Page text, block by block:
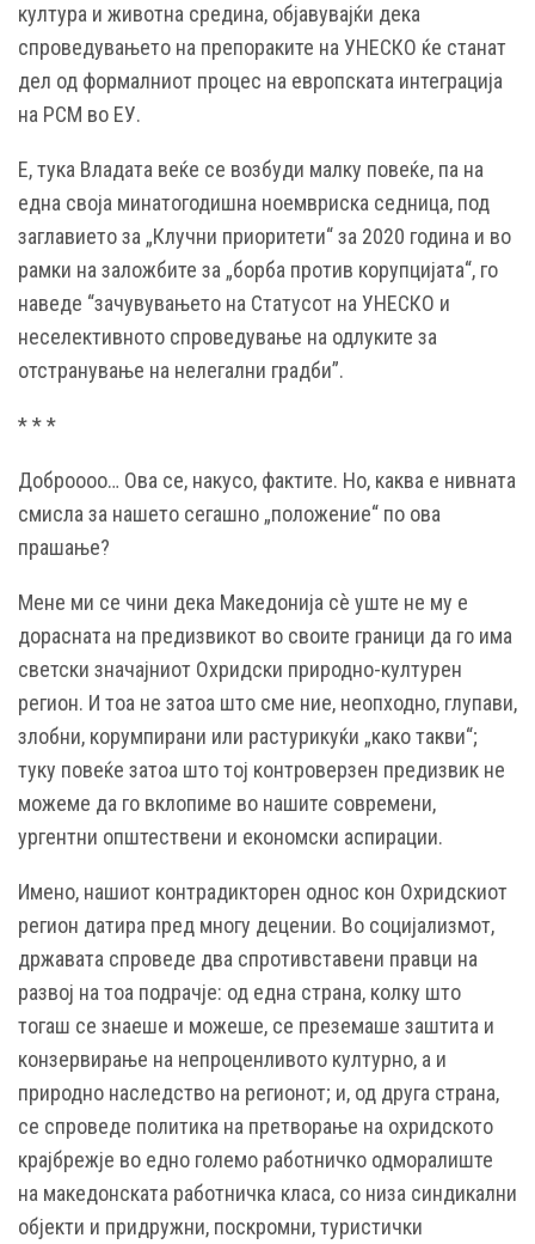
култура и животна средина, објавувајќи дека
спроведувањето на препораките на УНЕСКО ќе станат
дел од формалниот процес на европската интеграција
на РСМ во ЕУ.
Е, тука Владата веќе се возбуди малку повеќе, па на
една своја минатогодишна ноемвриска седница, под
заглавието за „Клучни приоритети“ за 2020 година и во
рамки на заложбите за „борба против корупцијата“, го
наведе “зачувувањето на Статусот на УНЕСКО и
неселективното спроведување на одлуките за
отстранување на нелегални градби”.
* * *
Доброооо… Ова се, накусо, фактите. Но, каква е нивната
смисла за нашето сегашно „положение“ по ова
прашање?
Мене ми се чини дека Македонија сè уште не му е
дорасната на предизвикот во своите граници да го има
светски значајниот Охридски природно-културен
регион. И тоа не затоа што сме ние, неопходно, глупави,
злобни, корумпирани или растурикуќи „како такви“;
туку повеќе затоа што тој контроверзен предизвик не
можеме да го вклопиме во нашите современи,
ургентни општествени и економски аспирации.
Имено, нашиот контрадикторен однос кон Охридскиот
регион датира пред многу децении. Во социјализмот,
државата спроведе два спротивставени правци на
развој на тоа подрачје: од една страна, колку што
тогаш се знаеше и можеше, се преземаше заштита и
конзервирање на непроценливото културно, а и
природно наследство на регионот; и, од друга страна,
се спроведе политика на претворање на охридското
крајбрежје во едно големо работничко одморалиште
на македонската работничка класа, со низа синдикални
објекти и придружни, поскромни, туристички